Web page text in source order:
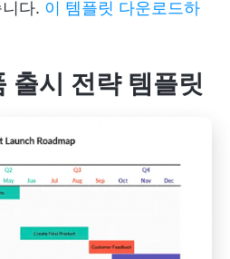
다. 이 템플릿 다운로드하
출시 전략 템플릿